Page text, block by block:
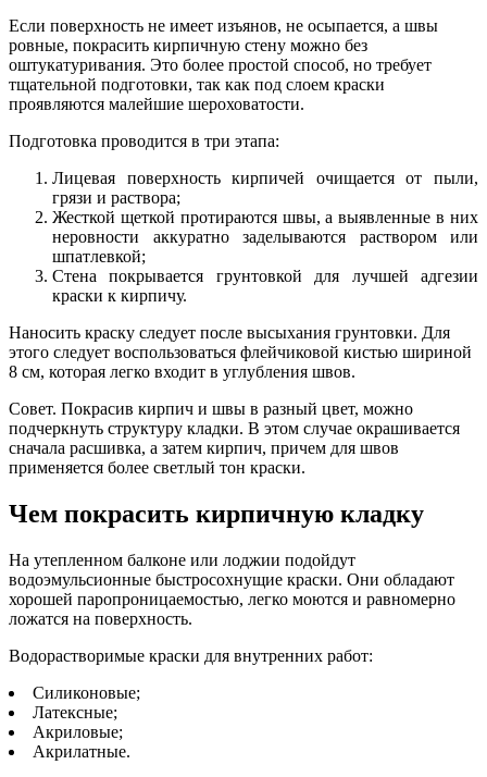
Если поверхность не имеет изъянов, не осыпается, а швы
ровные, покрасить кирпичную стену можно без
оштукатуривания. Это более простой способ, но требует
тщательной подготовки, так как под слоем краски
проявляются малейшие шероховатости.
Подготовка проводится в три этапа:
Лицевая поверхность кирпичей очищается от пыли,
грязи и раствора;
Жесткой щеткой протираются швы, а выявленные в них
неровности аккуратно заделываются раствором или
шпатлевкой;
Стена покрывается грунтовкой для лучшей адгезии
краски к кирпичу.
Наносить краску следует после высыхания грунтовки. Для
этого следует воспользоваться флейчиковой кистью шириной
8 см, которая легко входит в углубления швов.
Совет. Покрасив кирпич и швы в разный цвет, можно
подчеркнуть структуру кладки. В этом случае окрашивается
сначала расшивка, а затем кирпич, причем для швов
применяется более светлый тон краски.
Чем покрасить кирпичную кладку
На утепленном балконе или лоджии подойдут
водоэмульсионные быстросохнущие краски. Они обладают
хорошей паропроницаемостью, легко моются и равномерно
ложатся на поверхность.
Водорастворимые краски для внутренних работ:
Силиконовые;
Латексные;
Акриловые;
Акрилатные.